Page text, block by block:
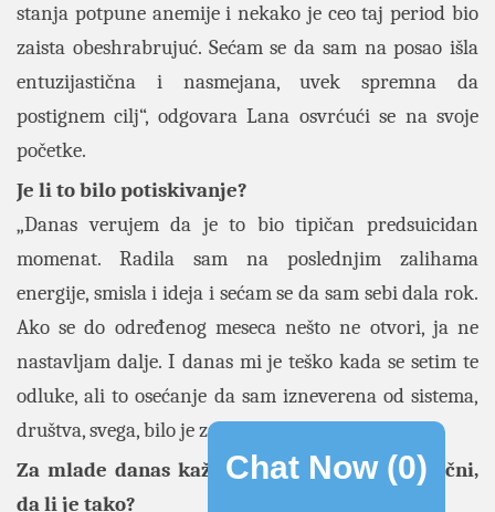
stanja potpune anemije i nekako je ceo taj period bio
zaista obeshrabrujuć. Sećam se da sam na posao išla
entuzijastična i nasmejana, uvek spremna da
postignem cilj“, odgovara Lana osvrćući se na svoje
početke.
Je li to bilo potiskivanje?
„Danas verujem da je to bio tipičan predsuicidan
momenat. Radila sam na poslednjim zalihama
energije, smisla i ideja i sećam se da sam sebi dala rok.
Ako se do određenog meseca nešto ne otvori, ja ne
nastavljam dalje. I danas mi je teško kada se setim te
odluke, ali to osećanje da sam izneverena od sistema,
društva, svega, bilo je zaista jako.“
Za mlade danas kažu da su generalno apatični,
da li je tako?
Chat Now (0)